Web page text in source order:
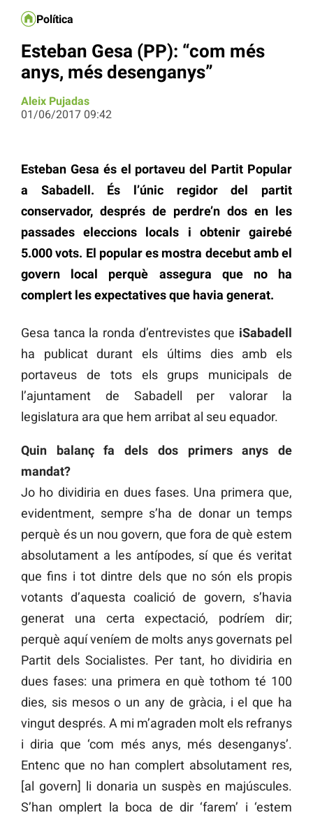
Política
Esteban Gesa (PP): “com més
anys, més desenganys”
Aleix Pujadas
01/06/2017 09:42
Esteban Gesa és el portaveu del Partit Popular
a Sabadell. És l’únic regidor del partit
conservador, després de perdre’n dos en les
passades eleccions locals i obtenir gairebé
5.000 vots. El popular es mostra decebut amb el
govern local perquè assegura que no ha
complert les expectatives que havia generat.
Gesa tanca la ronda d’entrevistes que iSabadell
ha publicat durant els últims dies amb els
portaveus de tots els grups municipals de
l’ajuntament de Sabadell per valorar la
legislatura ara que hem arribat al seu equador.
Quin balanç fa dels dos primers anys de
mandat?
Jo ho dividiria en dues fases. Una primera que,
evidentment, sempre s’ha de donar un temps
perquè és un nou govern, que fora de què estem
absolutament a les antípodes, sí que és veritat
que fins i tot dintre dels que no són els propis
votants d’aquesta coalició de govern, s’havia
generat una certa expectació, podríem dir;
perquè aquí veníem de molts anys governats pel
Partit dels Socialistes. Per tant, ho dividiria en
dues fases: una primera en què tothom té 100
dies, sis mesos o un any de gràcia, i el que ha
vingut després. A mi m’agraden molt els refranys
i diria que ‘com més anys, més desenganys’.
Entenc que no han complert absolutament res,
[al govern] li donaria un suspès en majúscules.
S’han omplert la boca de dir ‘farem’ i ‘estem